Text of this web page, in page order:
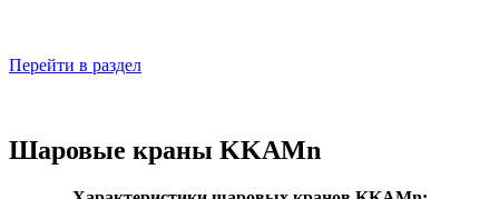
Перейти в раздел
Шаровые краны KKAMn